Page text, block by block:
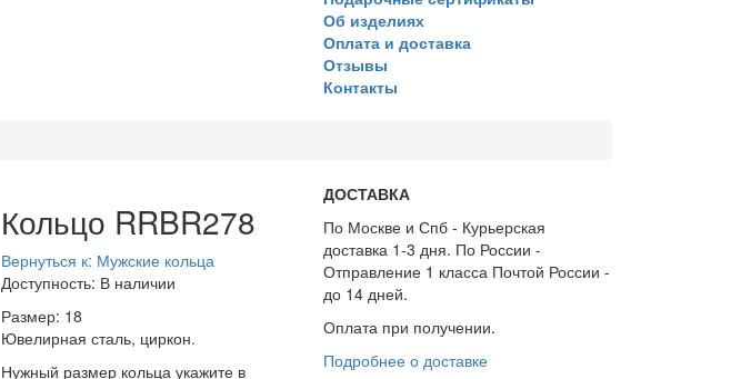
Об изделиях
Оплата и доставка
Отзывы
Контакты
Кольцо RRBR278
Вернуться к: Мужские кольца
Доступность: В наличии
Размер: 18
Ювелирная сталь, циркон.
Нужный размер кольца укажите в
ДОСТАВКА
По Москве и Спб - Курьерская
доставка 1-3 дня. По России -
Отправление 1 класса Почтой России -
до 14 дней.
Оплата при получении.
Подробнее о доставке